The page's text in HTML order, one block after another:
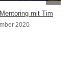
mit Tim
2020